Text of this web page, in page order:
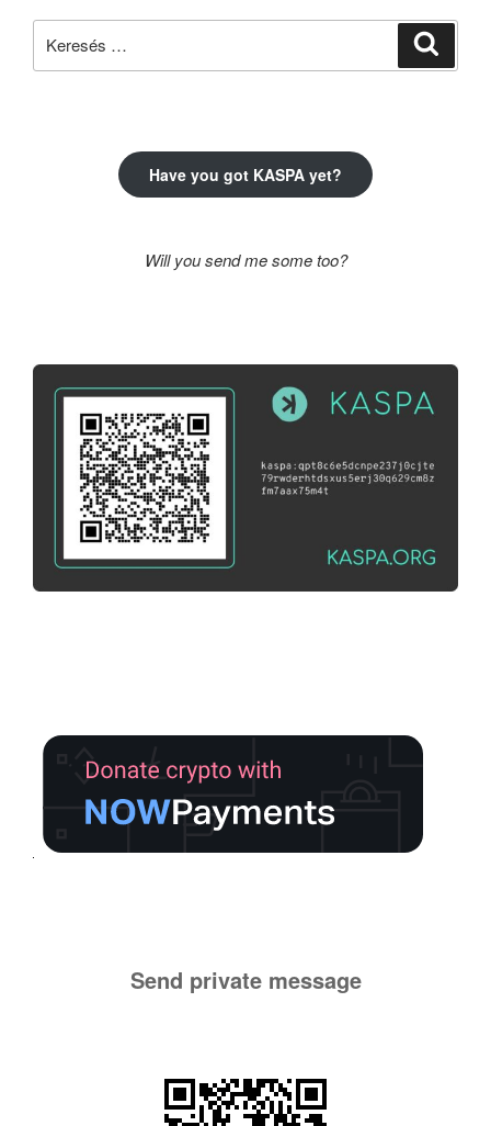
Have you got KASPA yet?
Will you send me some too?
Send private message